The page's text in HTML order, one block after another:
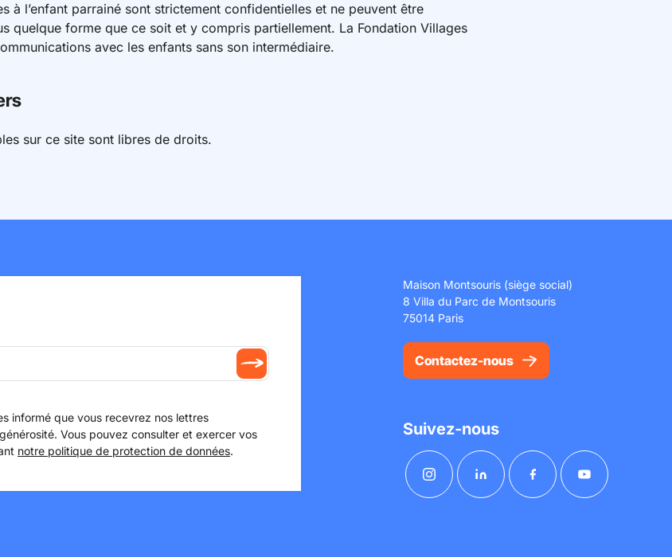
à l’enfant parrainé sont strictement confidentielles et ne peuvent être
quelque forme que ce soit et y compris partiellement. La Fondation Villages
avec les enfants sans son intermédiaire.
sur ce site sont libres de droits.
informé que vous recevrez nos lettres
Vous pouvez consulter et exercer vos
notre politique de protection de données.
Maison Montsouris (siège social)
8 Villa du Parc de Montsouris
75014 Paris
Contactez-nous
Suivez-nous